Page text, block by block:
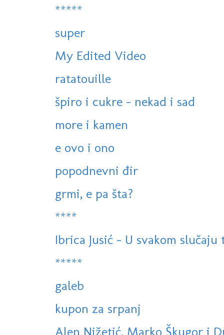
*****
super
My Edited Video
ratatouille
špiro i cukre - nekad i sad
more i kamen
e ovo i ono
popodnevni đir
grmi, e pa šta?
****
Ibrica Jusić - U svakom
*****
galeb
kupon za srpanj
Alen Nižetić, Marko Škugor i